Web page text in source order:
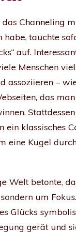
Channeling
habe, tauchte
auf.
Menschen
assoziieren –
das
ein klassisches
eine Kugel
Welt betonte,
um
Glücks
gerät und